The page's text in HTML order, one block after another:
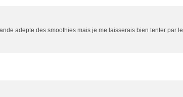
adepte des smoothies mais je me laisserais bien tenter par le